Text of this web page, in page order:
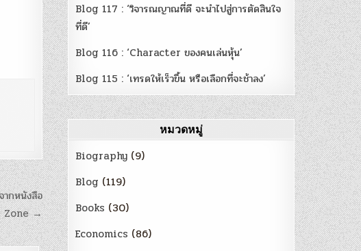
กหนังสือ
Zone →
Blog 117 : ‘วิจารณญาณที่ดี จะนำไปสู่การตัดสินใจ
ที่ดี’
Blog 116 : ‘Character ของคนเล่นหุ้น’
Blog 115 : ‘เทรดให้เร็วขึ้น หรือเลือกที่จะช้าลง’
หมวดหมู่
Biography (9)
Blog (119)
Books (30)
Economics (86)